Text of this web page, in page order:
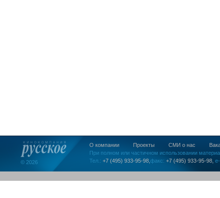
© 2026
О компании Проекты СМИ о нас
При полном или частичном использовании
Тел.: +7 (495) 933-95-98, факс: +7 (495) 933-95-98,